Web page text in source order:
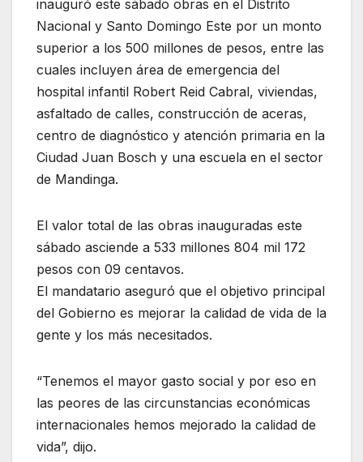
inauguró este sábado obras en el Distrito
Nacional y Santo Domingo Este por un monto
superior a los 500 millones de pesos, entre las
cuales incluyen área de emergencia del
hospital infantil Robert Reid Cabral, viviendas,
asfaltado de calles, construcción de aceras,
centro de diagnóstico y atención primaria en la
Ciudad Juan Bosch y una escuela en el sector
de Mandinga.
El valor total de las obras inauguradas este
sábado asciende a 533 millones 804 mil 172
pesos con 09 centavos.
El mandatario aseguró que el objetivo principal
del Gobierno es mejorar la calidad de vida de la
gente y los más necesitados.
“Tenemos el mayor gasto social y por eso en
las peores de las circunstancias económicas
internacionales hemos mejorado la calidad de
vida”, dijo.